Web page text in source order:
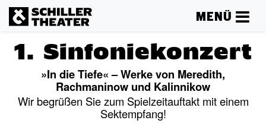
MENÜ
1. Sinfoniekonzert
»In die Tiefe« – Werke von Meredith,
Rachmaninow und Kalinnikow
Wir begrüßen Sie zum Spielzeitauftakt mit einem
Sektempfang!